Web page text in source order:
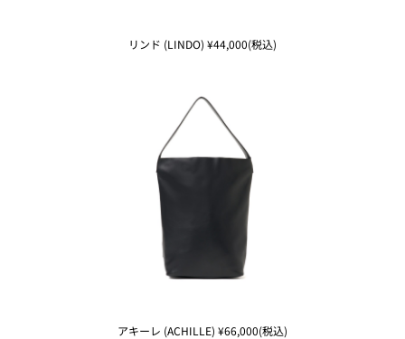
リンド (LINDO) ¥44,000(税込)
アキーレ (ACHILLE) ¥66,000(税込)